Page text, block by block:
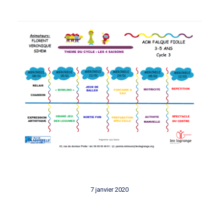
7 janvier 2020